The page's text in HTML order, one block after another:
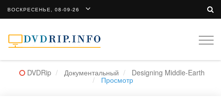
ВОСКРЕСЕНЬЕ, 08-09-26
DVDRip Документальный Designing Middle-Earth
Просмотр